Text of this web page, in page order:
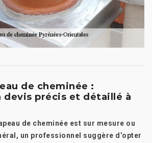
de cheminée :
devis précis et détaillé à
de cheminée est sur mesure ou
un professionnel suggère d’opter